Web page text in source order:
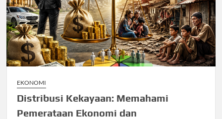
EKONOMI
Distribusi Kekayaan: Memahami
Pemerataan Ekonomi dan